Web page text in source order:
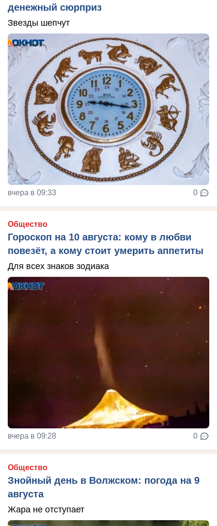
денежный сюрприз
Звезды шепчут
вчера в 09:33 0
Общество
Гороскоп на 10 августа: кому в любви
повезёт, а кому стоит умерить аппетиты
Для всех знаков зодиака
вчера в 09:28 0
Общество
Знойный день в Волжском: погода на 9
августа
Жара не отступает